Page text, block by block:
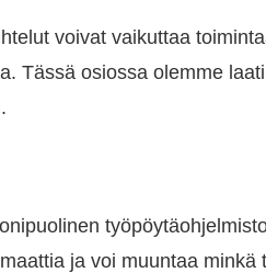
voivat vaikuttaa
Tässä osiossa olemme
ja voi muuntaa minkä